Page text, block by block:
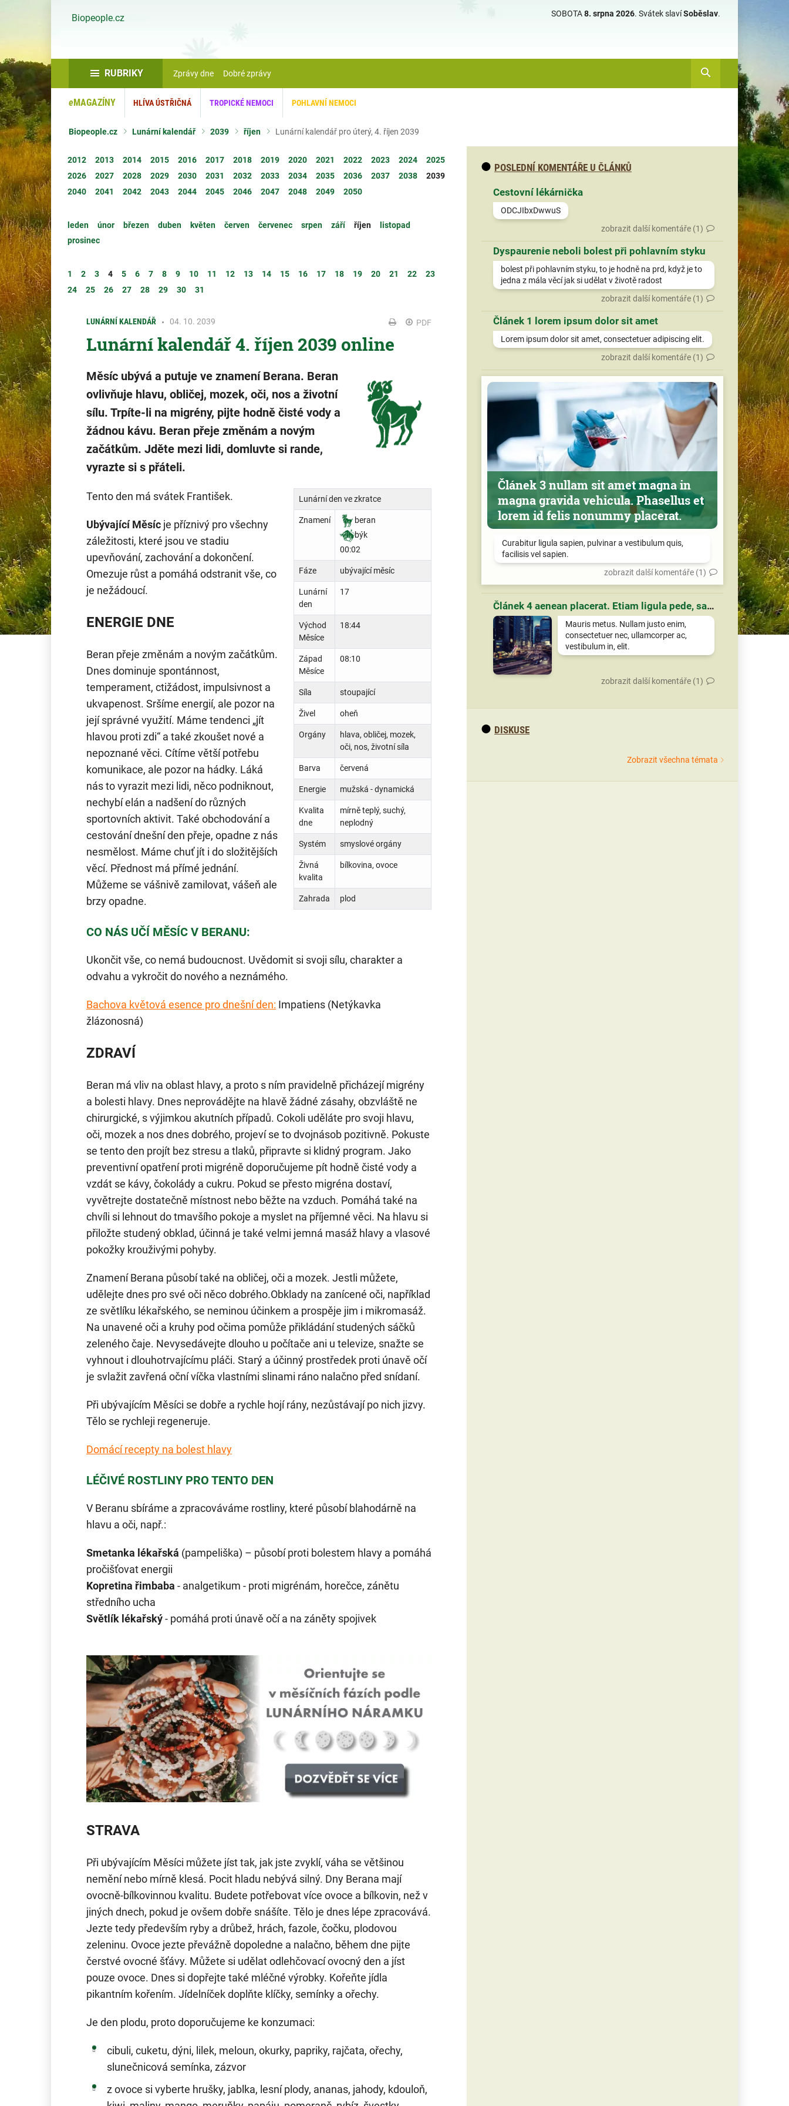
Biopeople.cz SOBOTA8. srpna 2026. Svátek slavíSoběslav.
RUBRIKY Zprávy dne Dobré zprávy
eMAGAZÍNY HLÍVA ÚSTŘIČNÁ TROPICKÉ NEMOCI POHLAVNÍ NEMOCI
Biopeople.cz Lunární kalendář 2039 říjen Lunární kalendář pro úterý, 4. říjen 2039
2012 2013 2014 2015 2016 2017 2018 2019 2020 2021 2022 2023 2024
2025
2026
2027 2028 2029 2030 2031 2032 2033 2034 2035 2036 2037 2038
2039
2040
2041 2042 2043 2044 2045 2046 2047 2048 2049 2050
leden únor březen duben květen červen červenec srpen září říjen
listopad
prosinec
1 2 3 4 5 6 7 8 9 10 11 12 13 14 15 16 17 18 19 20 21 22
23
24
25 26 27 28 29 30 31
LUNÁRNÍ KALENDÁŘ 04. 10. 2039 PDF
Lunární kalendář 4. říjen 2039 online
Měsíc ubývá a putuje ve znamení Berana. Beran
ovlivňuje hlavu, obličej, mozek, oči, nos a životní
sílu. Trpíte-li na migrény, pijte hodně čisté vody a
žádnou kávu. Beran přeje změnám a novým
začátkům. Jděte mezi lidi, domluvte si rande,
vyrazte si s přáteli.
Tento den má svátek František. Lunární den ve zkratce
Znamení
beran
býk
00:02
Fáze ubývající měsíc
Lunární
den
17
Východ
Měsíce
18:44
Západ
Měsíce
08:10
Síla stoupající
Živel oheň
Orgány
hlava, obličej, mozek,
oči, nos, životní síla
Barva červená
Energie mužská - dynamická
Kvalita
dne
mírně teplý, suchý,
neplodný
Systém smyslové orgány
Živná
kvalita
bílkovina, ovoce
Zahrada plod
Ubývající Měsíc je příznivý pro všechny
záležitosti, které jsou ve stadiu
upevňování, zachování a dokončení.
Omezuje růst a pomáhá odstranit vše, co
je nežádoucí.
ENERGIE DNE
Beran přeje změnám a novým začátkům.
Dnes dominuje spontánnost,
temperament, ctižádost, impulsivnost a
ukvapenost. Sršíme energií, ale pozor na
její správné využití. Máme tendenci „jít
hlavou proti zdi“ a také zkoušet nové a
nepoznané věci. Cítíme větší potřebu
komunikace, ale pozor na hádky. Láká
nás to vyrazit mezi lidi, něco podniknout,
nechybí elán a nadšení do různých
sportovních aktivit. Také obchodování a
cestování dnešní den přeje, opadne z nás
nesmělost. Máme chuť jít i do složitějších
věcí. Přednost má přímé jednání.
Můžeme se vášnivě zamilovat, vášeň ale
brzy opadne.
CO NÁS UČÍ MĚSÍC V BERANU:
Ukončit vše, co nemá budoucnost. Uvědomit si svoji sílu, charakter a
odvahu a vykročit do nového a neznámého.
Bachova květová esence pro dnešní den: Impatiens (Netýkavka
žlázonosná)
ZDRAVÍ
Beran má vliv na oblast hlavy, a proto s ním pravidelně přicházejí migrény
a bolesti hlavy. Dnes neprovádějte na hlavě žádné zásahy, obzvláště ne
chirurgické, s výjimkou akutních případů. Cokoli uděláte pro svoji hlavu,
oči, mozek a nos dnes dobrého, projeví se to dvojnásob pozitivně. Pokuste
se tento den projít bez stresu a tlaků, připravte si klidný program. Jako
preventivní opatření proti migréně doporučujeme pít hodně čisté vody a
vzdát se kávy, čokolády a cukru. Pokud se přesto migréna dostaví,
vyvětrejte dostatečně místnost nebo běžte na vzduch. Pomáhá také na
chvíli si lehnout do tmavšího pokoje a myslet na příjemné věci. Na hlavu si
přiložte studený obklad, účinná je také velmi jemná masáž hlavy a vlasové
pokožky krouživými pohyby.
Znamení Berana působí také na obličej, oči a mozek. Jestli můžete,
udělejte dnes pro své oči něco dobrého.Obklady na zanícené oči, například
ze světlíku lékařského, se neminou účinkem a prospěje jim i mikromasáž.
Na unavené oči a kruhy pod očima pomůže přikládání studených sáčků
zeleného čaje. Nevysedávejte dlouho u počítače ani u televize, snažte se
vyhnout i dlouhotrvajícímu pláči. Starý a účinný prostředek proti únavě očí
je svlažit zavřená oční víčka vlastními slinami ráno nalačno před snídaní.
Při ubývajícím Měsíci se dobře a rychle hojí rány, nezůstávají po nich jizvy.
Tělo se rychleji regeneruje.
Domácí recepty na bolest hlavy
LÉČIVÉ ROSTLINY PRO TENTO DEN
V Beranu sbíráme a zpracováváme rostliny, které působí blahodárně na
hlavu a oči, např.:
Smetanka lékařská (pampeliška) – působí proti bolestem hlavy a pomáhá
pročišťovat energii
Kopretina řimbaba - analgetikum - proti migrénám, horečce, zánětu
středního ucha
Světlík lékařský- pomáhá proti únavě očí a na záněty spojivek
STRAVA
Při ubývajícím Měsíci můžete jíst tak, jak jste zvyklí, váha se většinou
nemění nebo mírně klesá. Pocit hladu nebývá silný. Dny Berana mají
ovocně-bílkovinnou kvalitu. Budete potřebovat více ovoce a bílkovin, než v
jiných dnech, pokud je ovšem dobře snášíte. Tělo je dnes lépe zpracovává.
Jezte tedy především ryby a drůbež, hrách, fazole, čočku, plodovou
zeleninu. Ovoce jezte převážně dopoledne a nalačno, během dne pijte
čerstvé ovocné šťávy. Můžete si udělat odlehčovací ovocný den a jíst
pouze ovoce. Dnes si dopřejte také mléčné výrobky. Kořeňte jídla
pikantním kořením. Jídelníček doplňte klíčky, semínky a ořechy.
Je den plodu, proto doporučujeme ke konzumaci:
cibuli, cuketu, dýni, lilek, meloun, okurky, papriky, rajčata, ořechy,
slunečnicová semínka, zázvor
z ovoce si vyberte hrušky, jablka, lesní plody, ananas, jahody, kdouloň,
POSLEDNÍ KOMENTÁŘE U ČLÁNKŮ
Cestovní lékárnička
ODCJIbxDwwuS
zobrazit další komentáře (1)
Dyspaurenie neboli bolest při pohlavním styku
bolest při pohlavním styku, to je hodně na prd, když je to
jedna z mála věcí jak si udělat v životě radost
zobrazit další komentáře (1)
Článek 1 lorem ipsum dolor sit amet
Lorem ipsum dolor sit amet, consectetuer adipiscing elit.
zobrazit další komentáře (1)
Článek 3 nullam sit amet magna in
magna gravida vehicula. Phasellus et
lorem id felis nonummy placerat.
Curabitur ligula sapien, pulvinar a vestibulum quis,
facilisis vel sapien.
zobrazit další komentáře (1)
Článek 4 aenean placerat. Etiam ligula pede, sagittis quis, interdum ultricies, scelerisque eu.
Mauris metus. Nullam justo enim,
consectetuer nec, ullamcorper ac,
vestibulum in, elit.
zobrazit další komentáře (1)
DISKUSE
Zobrazit všechna témata